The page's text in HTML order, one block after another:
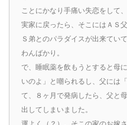
ことにかなり手痛い失恋をして、
実家に戻ったら、そこにはＡＳ
Ｓ弟とのパラダイスが出来てい
わんばかり。
で、睡眠薬を飲もうとすると母
いのよ」と嘲られるし、父には
て、８ヶ月で発病したら、父と
出してしまいました。